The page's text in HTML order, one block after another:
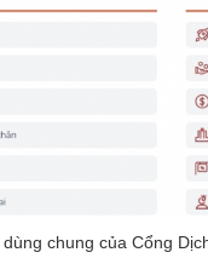
chung của Cổng